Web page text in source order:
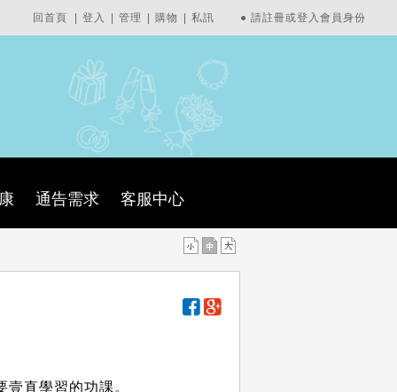
回首頁 登入 管理 購物 私訊 ● 請註冊或登入會員身份
通告需求 客服中心
直學習的功課。